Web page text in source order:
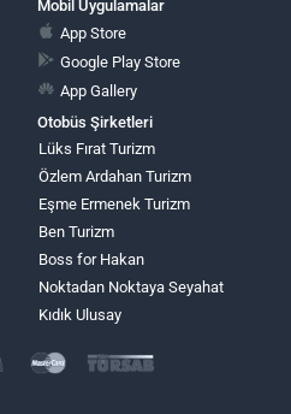
Mobil Uygulamalar
App Store
Google Play Store
App Gallery
Otobüs Şirketleri
Lüks Fırat Turizm
Özlem Ardahan Turizm
Eşme Ermenek Turizm
Ben Turizm
Boss for Hakan
Noktadan Noktaya Seyahat
Kıdık Ulusay